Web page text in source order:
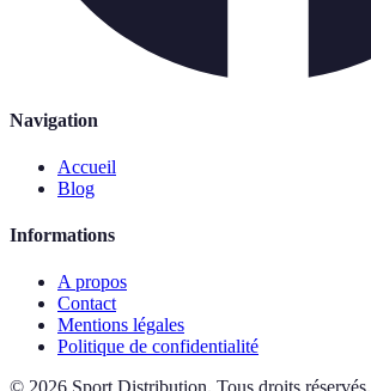
Navigation
Accueil
Blog
Informations
A propos
Contact
Mentions légales
Politique de confidentialité